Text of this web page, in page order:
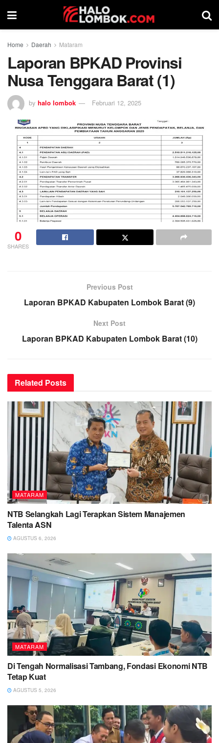
Home Daerah Mataram
Laporan BPKAD Provinsi
Nusa Tenggara Barat (1)
by halo lombok Februari 12, 2025
0
SHARES
Previous Post
Laporan BPKAD Kabupaten Lombok Barat (9)
Next Post
Laporan BPKAD Kabupaten Lombok Barat (10)
Related Posts
MATARAM
NTB Selangkah Lagi Terapkan Sistem Manajemen
Talenta ASN
AGUSTUS 6, 2026
MATARAM
Di Tengah Normalisasi Tambang, Fondasi Ekonomi NTB
Tetap Kuat
AGUSTUS 5, 2026